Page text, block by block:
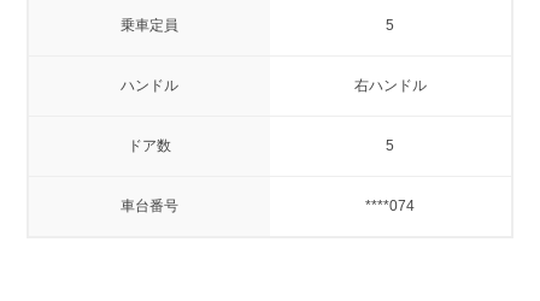
乗車定員 5
ハンドル 右ハンドル
ドア数 5
車台番号 ****074